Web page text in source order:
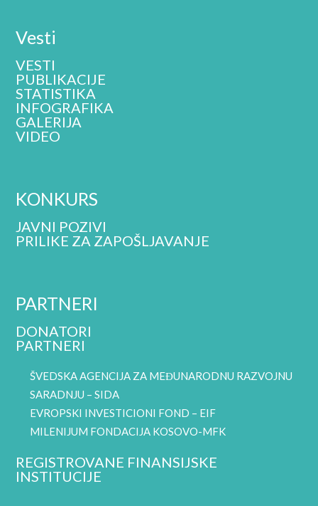
Vesti
VESTI
PUBLIKACIJE
STATISTIKA
INFOGRAFIKA
GALERIJA
VIDEO
KONKURS
JAVNI POZIVI
PRILIKE ZA ZAPOŠLJAVANJE
PARTNERI
DONATORI
PARTNERI
ŠVEDSKA AGENCIJA ZA MEĐUNARODNU RAZVOJNU
SARADNJU – SIDA
EVROPSKI INVESTICIONI FOND – EIF
MILENIJUM FONDACIJA KOSOVO-MFK
REGISTROVANE FINANSIJSKE
INSTITUCIJE